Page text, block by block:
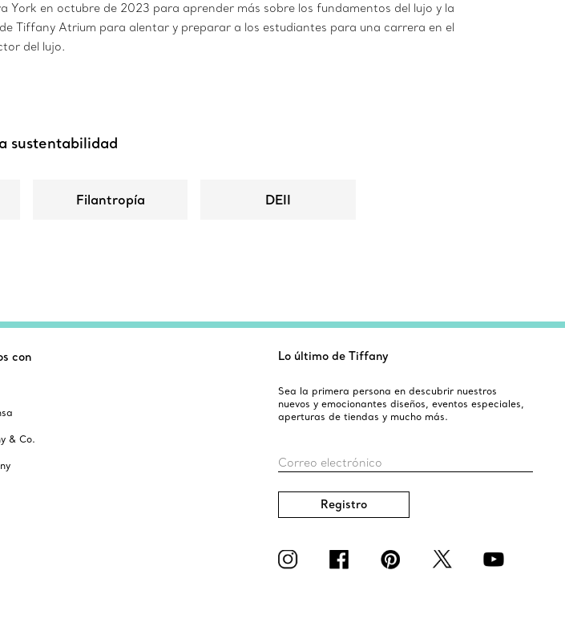
York en octubre de 2023 para aprender más sobre los fundamentos del lujo y la
Tiffany Atrium para alentar y preparar a los estudiantes para una carrera en el
del lujo.
sustentabilidad
Filantropía DEII
con
& Co.
Lo último de Tiffany
Sea la primera persona en descubrir nuestros
nuevos y emocionantes diseños, eventos especiales,
aperturas de tiendas y mucho más.
Correo electrónico
Registro